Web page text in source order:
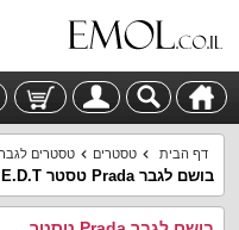
דף הבית טסטרים טסטרים
בושם לגבר Prada טסטר 100ml E.D.T